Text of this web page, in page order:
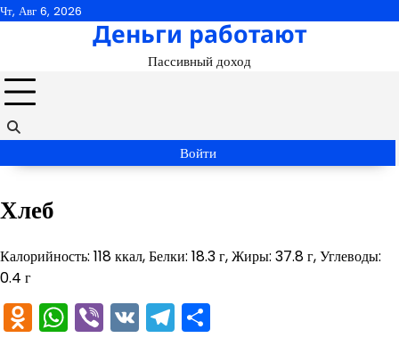
Перейти
Чт, Авг 6, 2026
Деньги работают
Пассивный доход
Войти
Хлеб
Калорийность: 118 ккал, Белки: 18.3 г, Жиры: 37.8 г, Углеводы:
0.4 г
Odnoklassniki
WhatsApp
Viber
VKTelegram